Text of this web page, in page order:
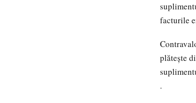
facturile
plătește
.